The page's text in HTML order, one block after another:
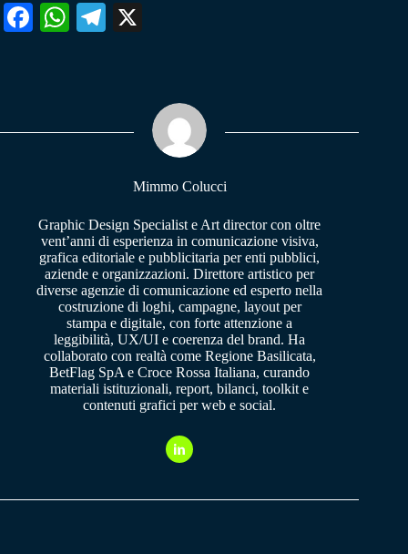
Fa W
pp
Te
m
Mimmo Colucci
Graphic Design Specialist e Art director con oltre
vent’anni di esperienza in comunicazione visiva,
grafica editoriale e pubblicitaria per enti pubblici,
aziende e organizzazioni. Direttore artistico per
diverse agenzie di comunicazione ed esperto nella
costruzione di loghi, campagne, layout per
stampa e digitale, con forte attenzione a
leggibilità, UX/UI e coerenza del brand. Ha
collaborato con realtà come Regione Basilicata,
BetFlag SpA e Croce Rossa Italiana, curando
materiali istituzionali, report, bilanci, toolkit e
contenuti grafici per web e social.